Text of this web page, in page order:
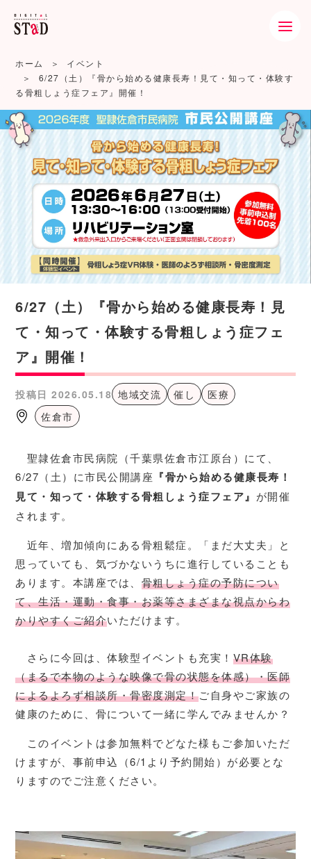
ホーム
イベント
6/27（土）『骨から始める健康長寿！見て・知って・体験す
る骨粗しょう症フェア』開催！
6/27（土）『骨から始める健康長寿！見
て・知って・体験する骨粗しょう症フェ
ア』開催！
投稿日2026.05.18 地域交流 催し
医療
佐倉市
聖隷佐倉市民病院（千葉県佐倉市江原台）にて、
6/27（土）に市民公開講座 『骨から始める健康長寿！
見て・知って・体験する骨粗しょう症フェア』 が開催
されます。
近年、増加傾向にある骨粗鬆症。「まだ大丈夫」と
思っていても、気づかないうちに進行していることも
あります。本講座では、 骨粗しょう症の予防につい
て、生活・運動・食事・お薬等さまざまな視点からわ
かりやすくご紹介いただけます。
さらに今回は、体験型イベントも充実！ VR体験
（まるで本物のような映像で骨の状態を体感）・医師
によるよろず相談所・骨密度測定！ご自身やご家族の
健康のために、骨について一緒に学んでみませんか？
このイベントは参加無料でどなた様もご参加いただ
けますが、事前申込（6/1より予約開始）が必要とな
りますのでご注意ください。